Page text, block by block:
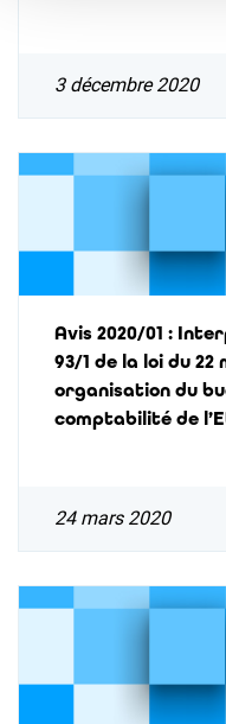
3 décembre 2020
Avis 2020/01 :
93/1 de la loi du
organisation du
comptabilité de
24 mars 2020